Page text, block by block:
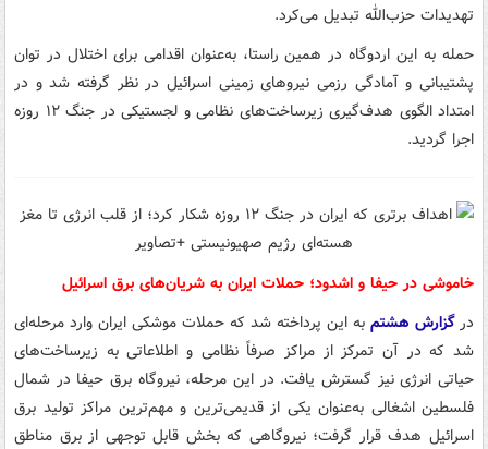
تهدیدات حزب‌الله تبدیل می‌کرد.
حمله به این اردوگاه در همین راستا، به‌عنوان اقدامی برای اختلال در توان
پشتیبانی و آمادگی رزمی نیروهای زمینی اسرائیل در نظر گرفته شد و در
امتداد الگوی هدف‌گیری زیرساخت‌های نظامی و لجستیکی در جنگ ۱۲ روزه
اجرا گردید.
خاموشی در حیفا و اشدود؛ حملات ایران به شریان‌های برق اسرائیل
درگزارش هشتم به این پرداخته شد که حملات موشکی ایران وارد مرحله‌ای
شد که در آن تمرکز از مراکز صرفاً نظامی و اطلاعاتی به زیرساخت‌های
حیاتی انرژی نیز گسترش یافت. در این مرحله، نیروگاه برق حیفا در شمال
فلسطین اشغالی به‌عنوان یکی از قدیمی‌ترین و مهم‌ترین مراکز تولید برق
اسرائیل هدف قرار گرفت؛ نیروگاهی که بخش قابل توجهی از برق مناطق